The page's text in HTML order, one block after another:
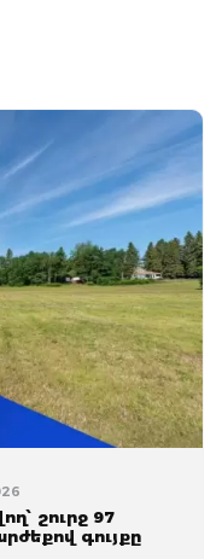
շուրջ 97
գույքը